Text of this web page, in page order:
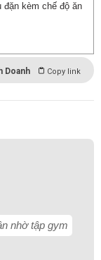
kèm chế độ ăn
Doanh Copy link
nhờ tập gym